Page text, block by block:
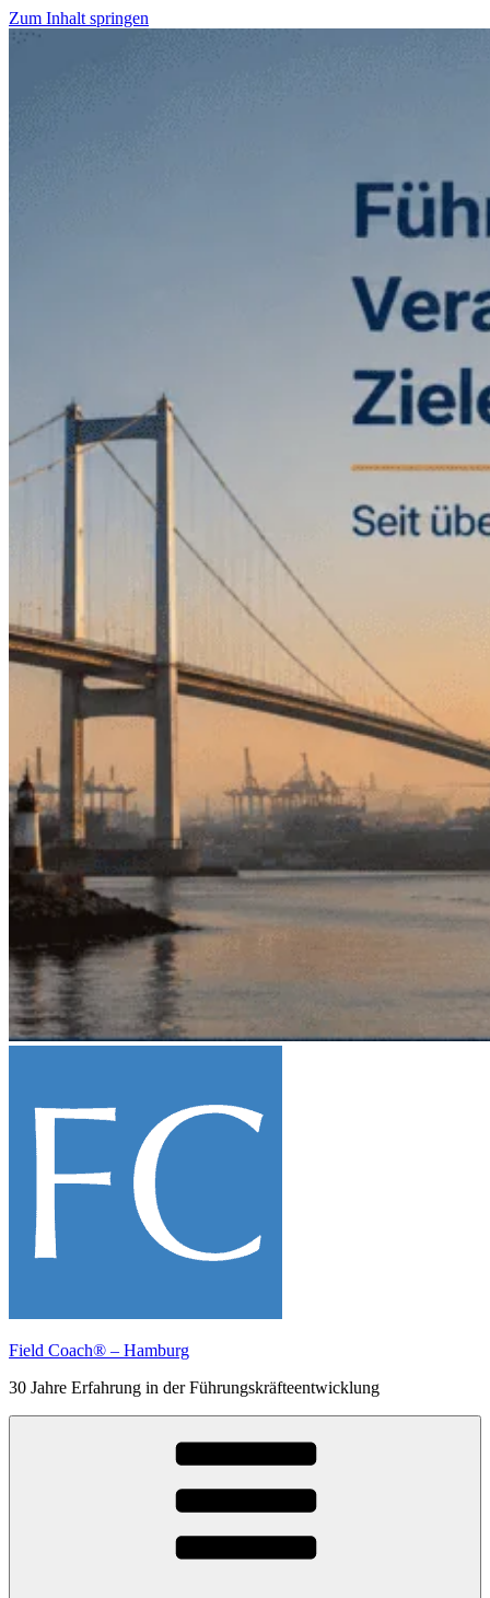
Zum Inhalt springen
Field Coach® – Hamburg
30 Jahre Erfahrung in der Führungskräfteentwicklung